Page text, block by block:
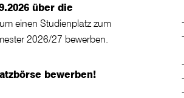
über die
um einen Studienplatz zum
2026/27 bewerben.
bewerben!